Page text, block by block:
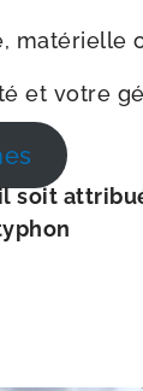
maté­rielle
et votre
soit